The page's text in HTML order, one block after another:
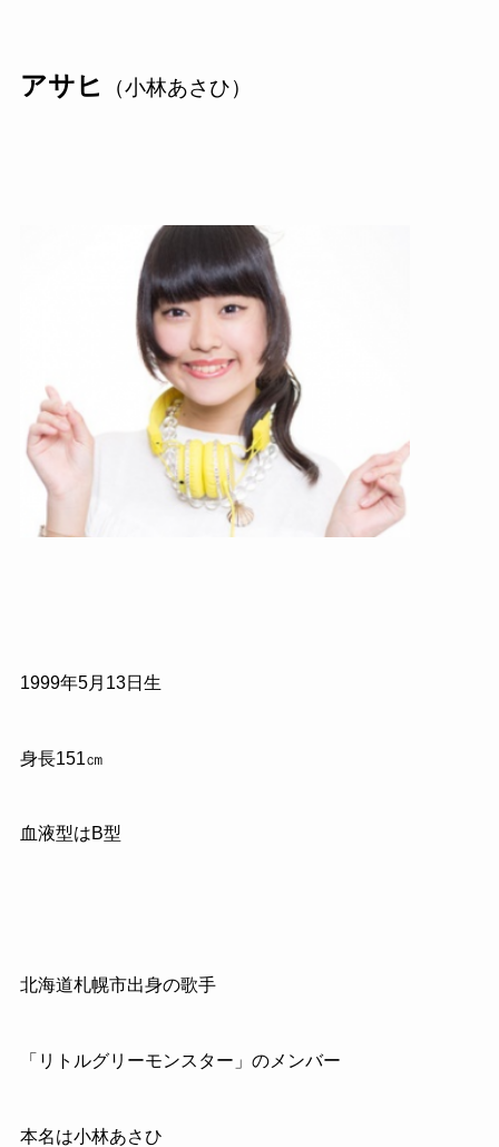
アサヒ （小林あさひ）
1999年5月13日生
身長151㎝
血液型はB型
北海道札幌市出身の歌手
「リトルグリーモンスター」のメンバー
本名は小林あさひ